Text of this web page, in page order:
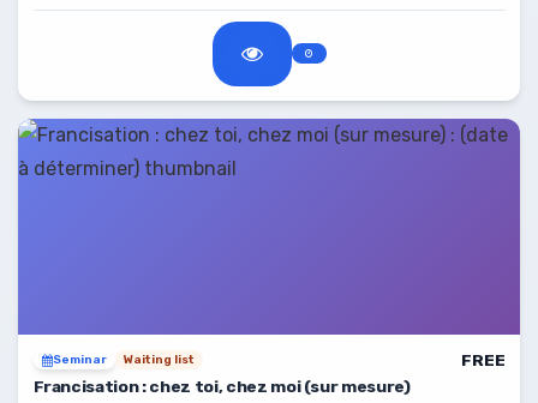
Seminar Waiting list
FREE
Francisation : chez toi, chez moi (sur mesure)